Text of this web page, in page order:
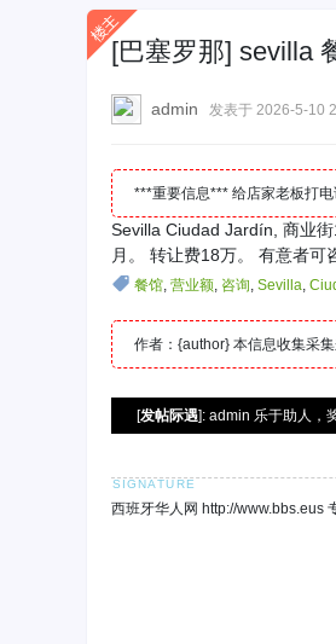
牙
华
[巴塞罗那] sevilla
admin 发表于 2026-5-10
***重要信息*** 给店家老板打
Sevilla Ciudad Jardín, 商业
月。 转让费18万。 有意者可
餐馆, 营业额, 咨询, Sevilla,
作者：{author} 本信息收集采
[发帖际遇]: admin 乐于助人，
西班牙华人网 http://www.bbs.eus